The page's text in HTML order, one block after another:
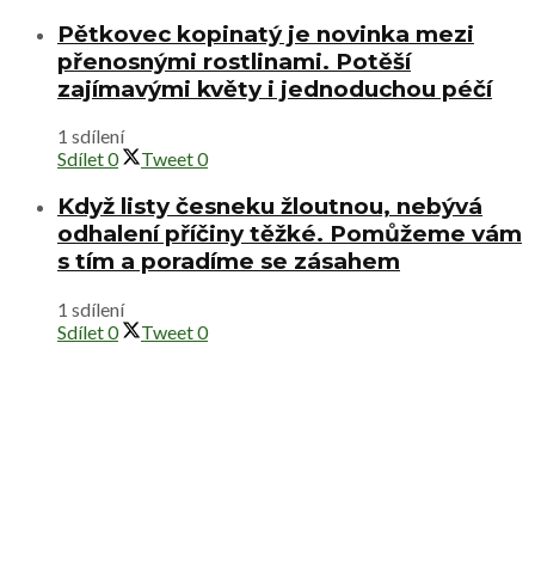
Pětkovec kopinatý je novinka mezi
přenosnými rostlinami. Potěší
zajímavými květy i jednoduchou péčí
1 sdílení
Sdílet0 Tweet0
Když listy česneku žloutnou, nebývá
odhalení příčiny těžké. Pomůžeme vám
s tím a poradíme se zásahem
1 sdílení
Sdílet0 Tweet0